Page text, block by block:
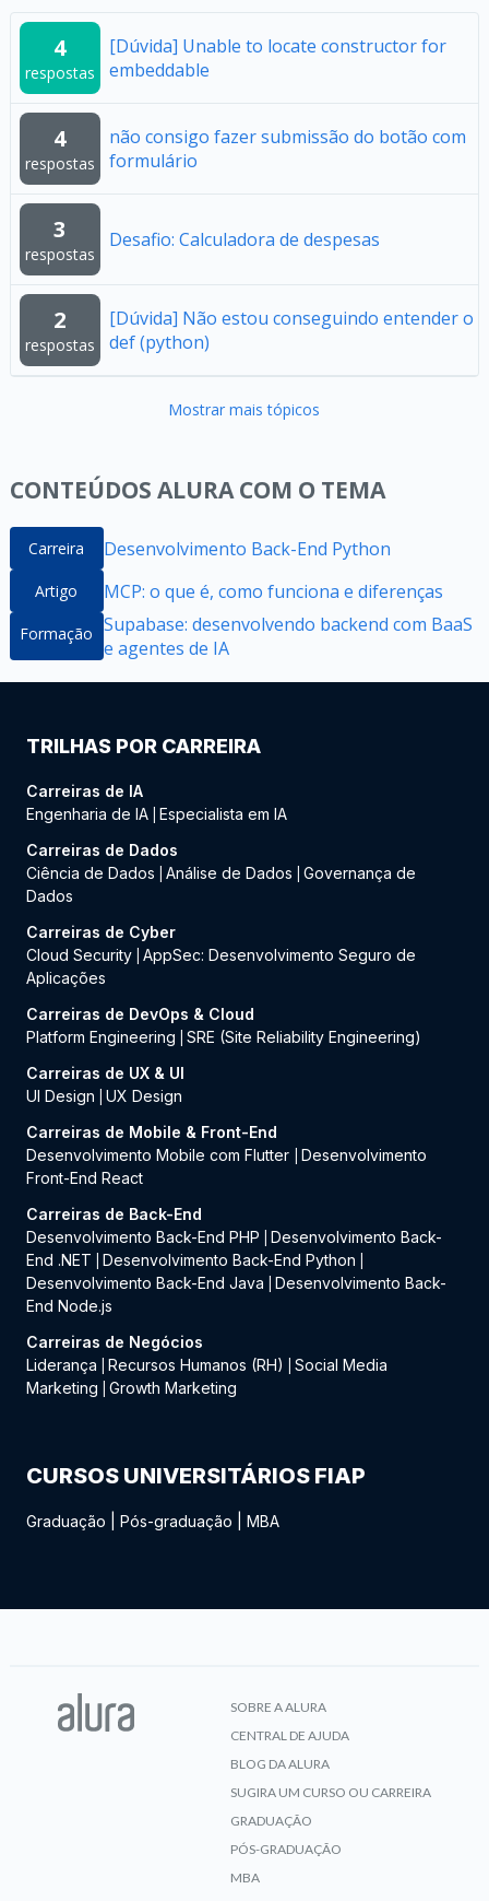
4
respostas
[Dúvida] Unable to locate constructor for
embeddable
4
respostas
não consigo fazer submissão do botão com
formulário
3
respostas
Desafio: Calculadora de despesas
2
respostas
[Dúvida] Não estou conseguindo entender o
def (python)
Mostrar mais tópicos
CONTEÚDOS ALURA COM O TEMA
Carreira Desenvolvimento Back-End Python
Artigo MCP: o que é, como funciona e diferenças
Formação Supabase: desenvolvendo backend com BaaS
e agentes de IA
TRILHAS POR CARREIRA
Carreiras de IA
Engenharia de IA Especialista em IA
Carreiras de Dados
Ciência de Dados
Análise de Dados
Governança de
Dados
Carreiras de Cyber
Cloud Security AppSec: Desenvolvimento Seguro de
Aplicações
Carreiras de DevOps & Cloud
Platform Engineering
SRE (Site Reliability Engineering)
Carreiras de UX & UI
UI Design
UX Design
Carreiras de Mobile & Front-End
Desenvolvimento Mobile com Flutter
Desenvolvimento
Front-End React
Carreiras de Back-End
Desenvolvimento Back-End PHP
Desenvolvimento Back-
End .NET
Desenvolvimento Back-End Python
Desenvolvimento Back-End Java
Desenvolvimento Back-
End Node.js
Carreiras de Negócios
Liderança
Recursos Humanos (RH)
Social Media
Marketing
Growth Marketing
CURSOS UNIVERSITÁRIOS FIAP
Graduação Pós-graduação MBA
SOBRE A ALURA
CENTRAL DE AJUDA
BLOG DA ALURA
SUGIRA UM CURSO OU CARREIRA
GRADUAÇÃO
PÓS-GRADUAÇÃO
MBA